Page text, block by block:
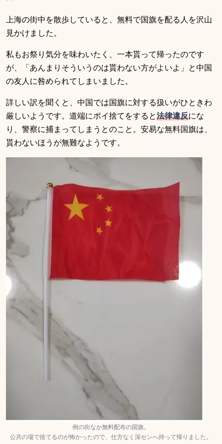
上海の街中を散歩していると、無料で国旗を配る人を沢山
見かけました。
私もお祭り気分を味わいたく、一本貰って帰ったのです
が、「あんまりそういうのは貰わない方がよいよ」と中国
の友人に咎められてしまいました。
詳しい訳を聞くと、中国では国旗に対する扱いがひときわ
厳しいようです。道端にポイ捨てをすると法律違反にな
り、警察に捕まってしまうとのこと。安易な無料国旗は、
貰わないほうが無難なようです。
例の街なか無料配布の国旗。
公共の場で捨てるのが怖かったので、仕方なく深センへ持って帰りました。